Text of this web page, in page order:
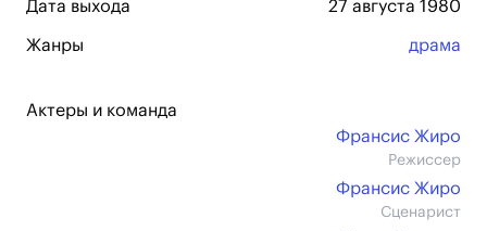
Дата выхода 27 августа 1980
Жанры драма
Актеры и команда
Франсис Жиро
Режиссер
Франсис Жиро
Сценарист